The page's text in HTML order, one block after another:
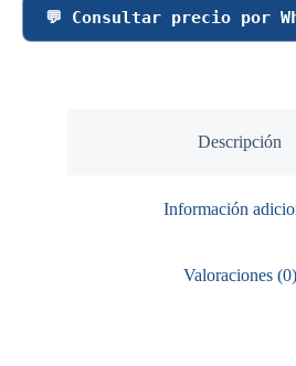
💬 Consultar precio por
Descripción
Información
Valoraciones (0)